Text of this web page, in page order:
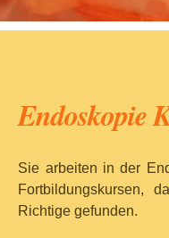
Endoskopie
Sie arbeiten in der
Fortbildungskursen,
Richtige gefunden.